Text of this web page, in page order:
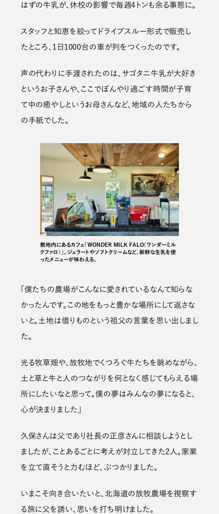
はずの牛乳が、休校の影響で毎週4トンも余る事態に。
スタッフと知恵を絞ってドライブスルー形式で販売し
たところ、1日1000台の車が列をつくったのです。
声の代わりに手渡されたのは、サゴタニ牛乳が大好き
というお子さんや、ここでぼんやり過ごす時間が子育
て中の癒やしというお母さんなど、地域の人たちから
の手紙でした。
敷地内にあるカフェ「WONDER MILK FALO（ワンダーミル
クファロ）」。ジェラートやソフトクリームなど、新鮮な生乳を使
ったメニューが味わえる。
「僕たちの農場がこんなに愛されているなんて知らな
かったんです。この地をもっと豊かな場所にして返さな
いと。土地は借りものという祖父の言葉を思い出しまし
た。
光る牧草畑や、放牧地でくつろぐ牛たちを眺めながら、
土と草と牛と人のつながりを何となく感じてもらえる場
所にしたいなと思って。僕の夢はみんなの夢になると、
心が決まりました」
久保さんは父であり社長の正彦さんに相談しようとし
ましたが、ことあるごとに考えが対立してきた2人。家業
を立て直そうと力むほど、ぶつかりました。
いまこそ向き合いたいと、北海道の放牧農場を視察す
る旅に父を誘い、思いを打ち明けました。